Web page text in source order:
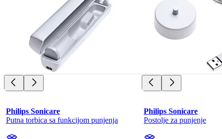
Philips Sonicare
Putna torbica sa funkcijom punjenja
Philips Sonicare
Postolje za punjenje